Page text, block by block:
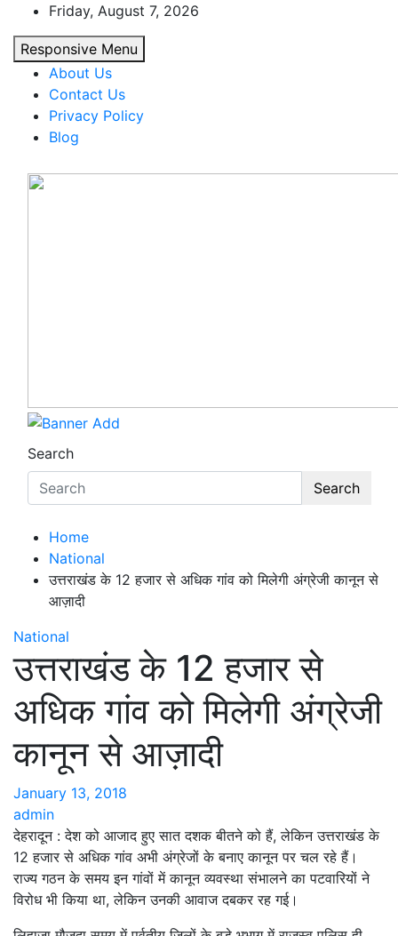
content
Friday, August 7, 2026
Responsive Menu
About Us
Contact Us
Privacy Policy
Blog
Search
Search
Home
National
उत्तराखंड के 12 हजार से अधिक गांव को मिलेगी अंग्रेजी कानून से
आज़ादी
National
उत्तराखंड के 12 हजार से
अधिक गांव को मिलेगी अंग्रेजी
कानून से आज़ादी
January 13, 2018
admin
देहरादून : देश को आजाद हुए सात दशक बीतने को हैं, लेकिन उत्तराखंड के
12 हजार से अधिक गांव अभी अंग्रेजों के बनाए कानून पर चल रहे हैं।
राज्य गठन के समय इन गांवों में कानून व्यवस्था संभालने का पटवारियों ने
विरोध भी किया था, लेकिन उनकी आवाज दबकर रह गई।